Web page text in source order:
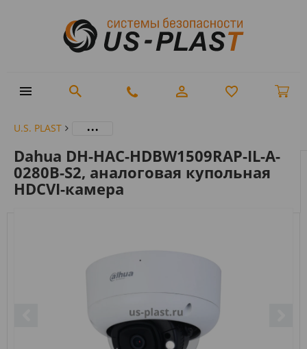
U.S. PLAST ...
Dahua DH-HAC-HDBW1509RAP-IL-A-
0280B-S2, аналоговая купольная
HDCVI-камера